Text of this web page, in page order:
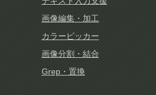
画像編集・加工
カラーピッカー
画像分割・結合
Grep・置換